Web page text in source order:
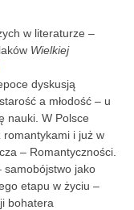
w literaturze –
Wielkiej
dyskusją
a młodość – u
nauki. W Polsce
romantykami i już w
– Romantyczności.
samobójstwo jako
etapu w życiu –
bohatera